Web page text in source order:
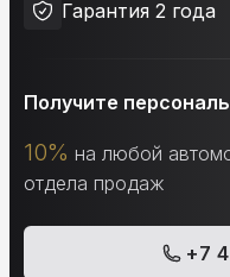
Гарантия 2 года
Получите
10% на любой
отдела продаж
+7